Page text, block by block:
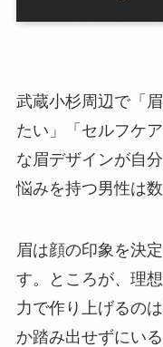
武蔵小杉周辺で「
たい」「セルフケ
な眉デザインが自
悩みを持つ男性は
眉は顔の印象を決
す。ところが、理
力で作り上げるの
か踏み出せずにい